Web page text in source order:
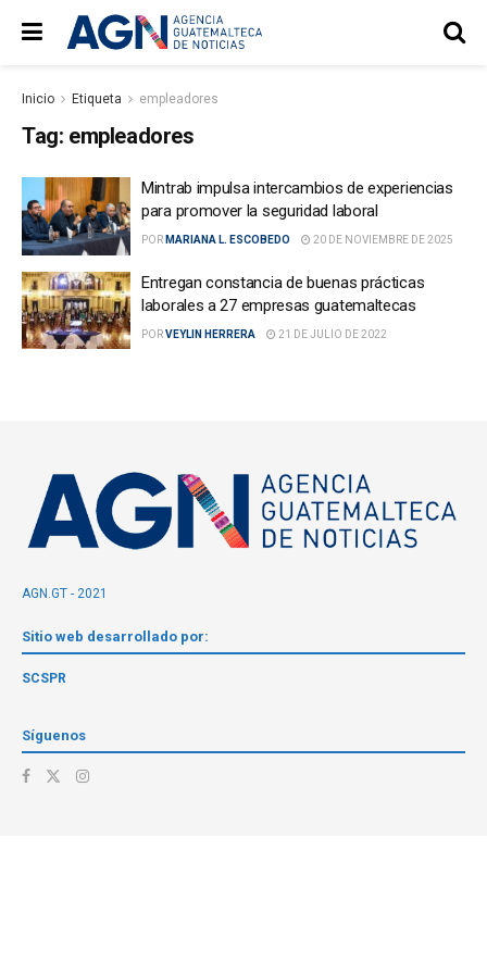
Inicio Etiqueta empleadores
Tag: empleadores
Mintrab impulsa intercambios de experiencias
para promover la seguridad laboral
POR MARIANA L. ESCOBEDO 20 DE NOVIEMBRE DE 2025
Entregan constancia de buenas prácticas
laborales a 27 empresas guatemaltecas
PORVEYLIN HERRERA 21 DE JULIO DE 2022
AGN.GT - 2021
Sitio web desarrollado por:
SCSPR
Síguenos